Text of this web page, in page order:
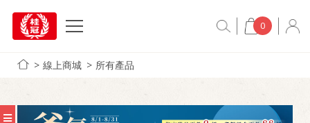
0
線上商城 所有產品